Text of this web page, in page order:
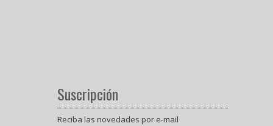
Suscripción
Reciba las novedades por e-mail